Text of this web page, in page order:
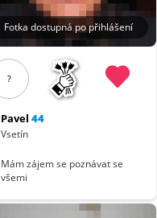
Fotka dostupná po přihlášení
?
Pavel 44
Vsetín
Mám zájem se poznávat se
všemi